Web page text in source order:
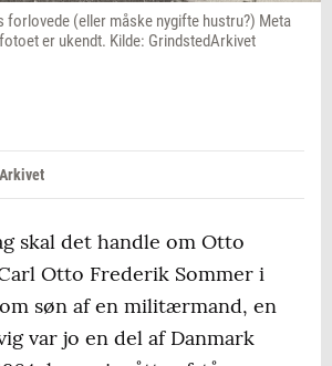
forlovede (eller måske nygifte hustru?) Meta
er ukendt. Kilde: GrindstedArkivet
skal det handle om Otto
Otto Frederik Sommer i
søn af en militærmand, en
var jo en del af Danmark